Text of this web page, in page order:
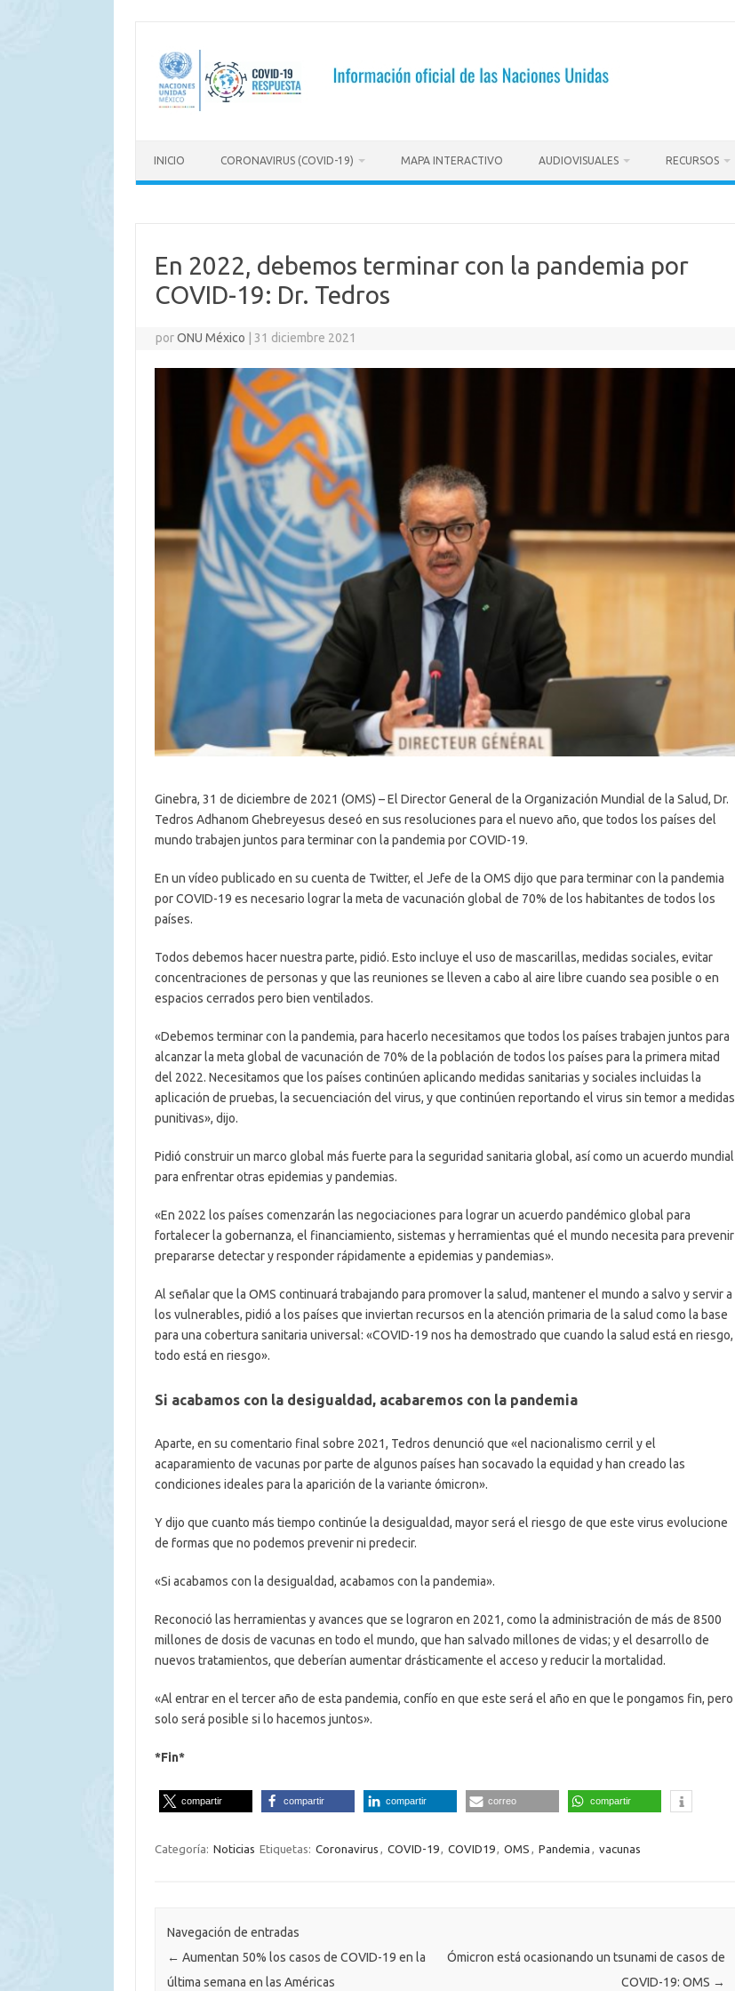
contenido
INICIO CORONAVIRUS (COVID-19) MAPA INTERACTIVO AUDIOVISUALES RECURSOS
En 2022, debemos terminar con la pandemia por
COVID-19: Dr. Tedros
porONU México 31 diciembre 2021
Ginebra, 31 de diciembre de 2021 (OMS) – El Director General de la Organización Mundial de la Salud, Dr.
Tedros Adhanom Ghebreyesus deseó en sus resoluciones para el nuevo año, que todos los países del
mundo trabajen juntos para terminar con la pandemia por COVID-19.
En un vídeo publicado en su cuenta de Twitter, el Jefe de la OMS dijo que para terminar con la pandemia
por COVID-19 es necesario lograr la meta de vacunación global de 70% de los habitantes de todos los
países.
Todos debemos hacer nuestra parte, pidió. Esto incluye el uso de mascarillas, medidas sociales, evitar
concentraciones de personas y que las reuniones se lleven a cabo al aire libre cuando sea posible o en
espacios cerrados pero bien ventilados.
«Debemos terminar con la pandemia, para hacerlo necesitamos que todos los países trabajen juntos para
alcanzar la meta global de vacunación de 70% de la población de todos los países para la primera mitad
del 2022. Necesitamos que los países continúen aplicando medidas sanitarias y sociales incluidas la
aplicación de pruebas, la secuenciación del virus, y que continúen reportando el virus sin temor a medidas
punitivas», dijo.
Pidió construir un marco global más fuerte para la seguridad sanitaria global, así como un acuerdo mundial
para enfrentar otras epidemias y pandemias.
«En 2022 los países comenzarán las negociaciones para lograr un acuerdo pandémico global para
fortalecer la gobernanza, el financiamiento, sistemas y herramientas qué el mundo necesita para prevenir
prepararse detectar y responder rápidamente a epidemias y pandemias».
Al señalar que la OMS continuará trabajando para promover la salud, mantener el mundo a salvo y servir a
los vulnerables, pidió a los países que inviertan recursos en la atención primaria de la salud como la base
para una cobertura sanitaria universal: «COVID-19 nos ha demostrado que cuando la salud está en riesgo,
todo está en riesgo».
Si acabamos con la desigualdad, acabaremos con la pandemia
Aparte, en su comentario final sobre 2021, Tedros denunció que «el nacionalismo cerril y el
acaparamiento de vacunas por parte de algunos países han socavado la equidad y han creado las
condiciones ideales para la aparición de la variante ómicron».
Y dijo que cuanto más tiempo continúe la desigualdad, mayor será el riesgo de que este virus evolucione
de formas que no podemos prevenir ni predecir.
«Si acabamos con la desigualdad, acabamos con la pandemia».
Reconoció las herramientas y avances que se lograron en 2021, como la administración de más de 8500
millones de dosis de vacunas en todo el mundo, que han salvado millones de vidas; y el desarrollo de
nuevos tratamientos, que deberían aumentar drásticamente el acceso y reducir la mortalidad.
«Al entrar en el tercer año de esta pandemia, confío en que este será el año en que le pongamos fin, pero
solo será posible si lo hacemos juntos».
*Fin*
compartir compartir compartir correo compartir
Categoría: Noticias Etiquetas: Coronavirus , COVID-19, COVID19, OMS , Pandemia , vacunas
Navegación de entradas
← Aumentan 50% los casos de COVID-19 en la
última semana en las Américas
Ómicron está ocasionando un tsunami de casos de
COVID-19: OMS →